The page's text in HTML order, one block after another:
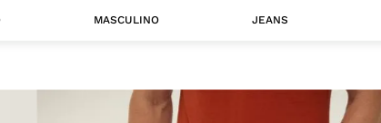
MASCULINO JEANS